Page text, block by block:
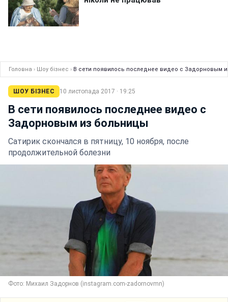
Головна › Шоу бізнес › В сети появилось последнее видео с Задорновым
ШОУ БІЗНЕС 10 листопада 2017 · 19:25
В сети появилось последнее видео с
Задорновым из больницы
Сатирик скончался в пятницу, 10 ноября, после
продолжительной болезни
Фото: Михаил Задорнов (instagram.com-zadornovmn)